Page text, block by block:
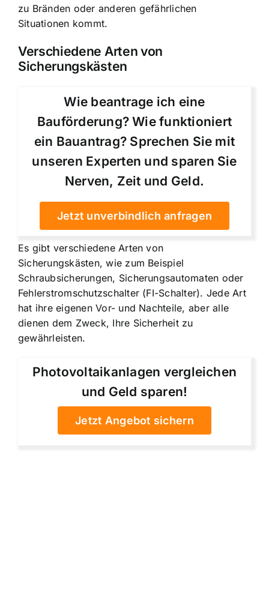
zu Bränden oder anderen gefährlichen
Situationen kommt.
Verschiedene Arten von
Sicherungskästen
Wie beantrage ich eine
Bauförderung? Wie funktioniert
ein Bauantrag? Sprechen Sie mit
unseren Experten und sparen Sie
Nerven, Zeit und Geld.
Jetzt unverbindlich anfragen
Es gibt verschiedene Arten von
Sicherungskästen, wie zum Beispiel
Schraubsicherungen, Sicherungsautomaten oder
Fehlerstromschutzschalter (FI-Schalter). Jede Art
hat ihre eigenen Vor- und Nachteile, aber alle
dienen dem Zweck, Ihre Sicherheit zu
gewährleisten.
Photovoltaikanlagen vergleichen
und Geld sparen!
Jetzt Angebot sichern